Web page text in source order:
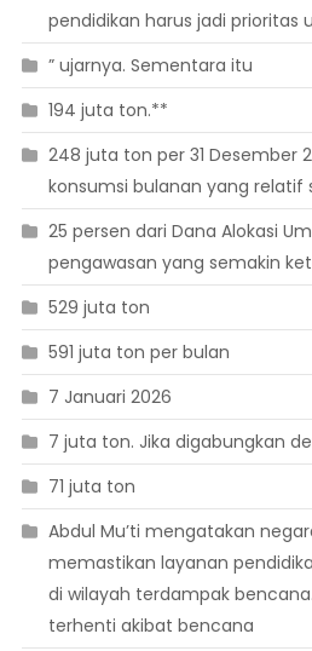
pendidikan harus jadi prioritas
” ujarnya. Sementara itu
194 juta ton.**
248 juta ton per 31 Desember
konsumsi bulanan yang relatif
25 persen dari Dana Alokasi
pengawasan yang semakin
529 juta ton
591 juta ton per bulan
7 Januari 2026
7 juta ton. Jika digabungkan
71 juta ton
Abdul Mu’ti mengatakan
memastikan layanan
di wilayah terdampak
terhenti akibat bencana